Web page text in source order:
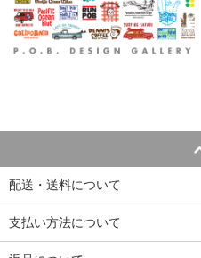
配送・送料について
支払い方法について